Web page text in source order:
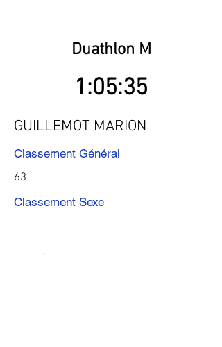
Duathlon M
1:05:35
GUILLEMOT MARION
Classement Général
63
Classement Sexe
Précédent